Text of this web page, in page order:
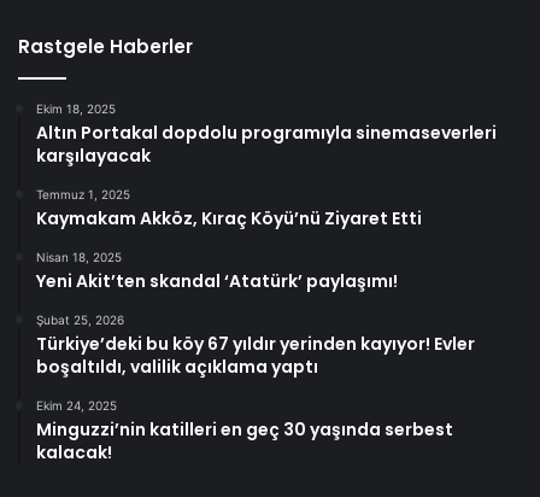
Rastgele Haberler
Ekim 18, 2025
Altın Portakal dopdolu programıyla sinemaseverleri
karşılayacak
Temmuz 1, 2025
Kaymakam Akköz, Kıraç Köyü’nü Ziyaret Etti
Nisan 18, 2025
Yeni Akit’ten skandal ‘Atatürk’ paylaşımı!
Şubat 25, 2026
Türkiye’deki bu köy 67 yıldır yerinden kayıyor! Evler
boşaltıldı, valilik açıklama yaptı
Ekim 24, 2025
Minguzzi’nin katilleri en geç 30 yaşında serbest
kalacak!